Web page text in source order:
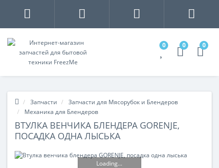
0 0 0
Запчасти
Запчасти для Мясорубок и Блендеров
Механика для Блендеров
ВТУЛКА ВЕНЧИКА БЛЕНДЕРА GORENJE,
ПОСАДКА ОДНА ЛЫСЬКА
Loading...